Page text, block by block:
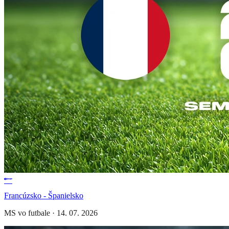
Francúzsko - Španielsko
MS vo futbale · 14. 07. 2026